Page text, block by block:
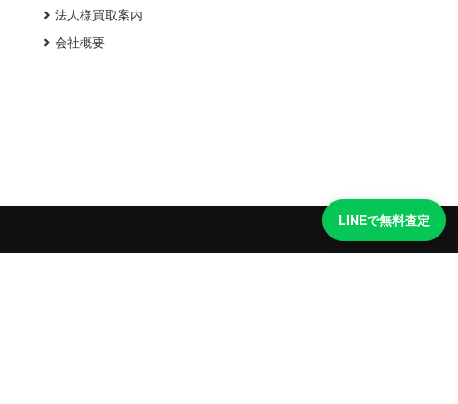
法人様買取案内
会社概要
LINEで無料査定